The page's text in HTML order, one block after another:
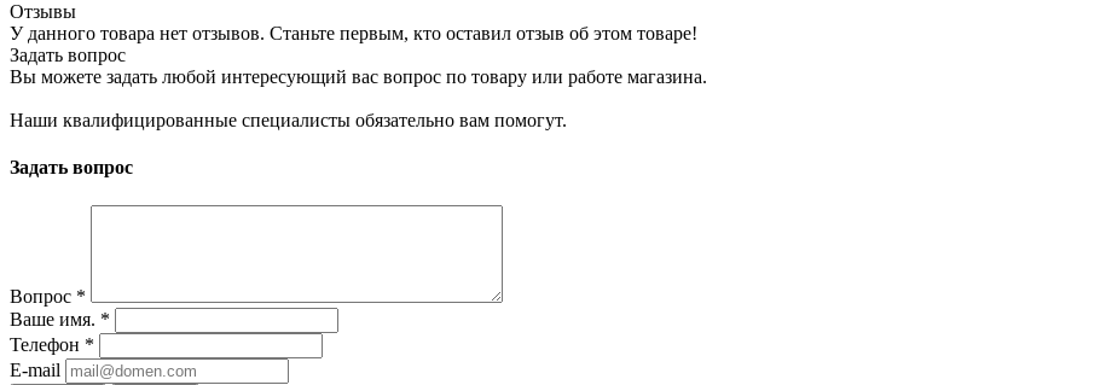
Отзывы
У данного товара нет отзывов. Станьте первым, кто оставил отзыв об этом товаре!
Задать вопрос
Вы можете задать любой интересующий вас вопрос по товару или работе магазина.
Наши квалифицированные специалисты обязательно вам помогут.
Задать вопрос
Вопрос *
Ваше имя. *
Телефон *
E-mail